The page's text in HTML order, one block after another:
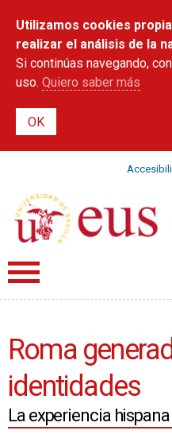
principal
Utilizamos cookies
realizar el análisis de la
Si continúas navegando,
uso. Quiero saber más
Roma
identidades
La experiencia hispana